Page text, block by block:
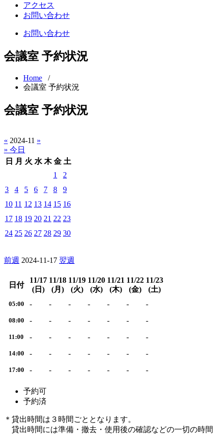
アクセス
お問い合わせ
お問い合わせ
会議室 予約状況
Home /
会議室 予約状況
会議室 予約状況
« 2024-11 »
» 今日
日
月 火 水 木 金 土
1
2
3
4 5 6 7 8
9
10 11 12 13 14 15 16
17 18 19 20 21 22 23
24 25 26 27 28 29 30
前週 2024-11-17 翌週
日付
11/17
(日)
11/18
(月)
11/19
(火)
11/20
(水)
11/21
(木)
11/22
(金)
11/23
(土)
05:00 - - - - - - -
08:00 - - - - - - -
11:00 - - - - - - -
14:00 - - - - - - -
17:00 - - - - - - -
予約可
予約済
＊貸出時間は３時間ごととなります。
貸出時間には準備・撤去・使用後の確認などの一切の時間